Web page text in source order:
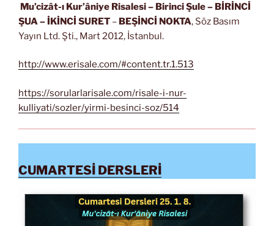
Mu’cizât-ı Kur’âniye Risalesi– Birinci Şule – BİRİNCİ
ŞUA – İKİNCİ SURET – BEŞİNCİ NOKTA, Söz Basım
Yayın Ltd. Şti., Mart 2012, İstanbul.
http://www.erisale.com/#content.tr.1.513
https://sorularlarisale.com/risale-i-nur-
kulliyati/sozler/yirmi-besinci-soz/514
CUMARTESİ DERSLERİ